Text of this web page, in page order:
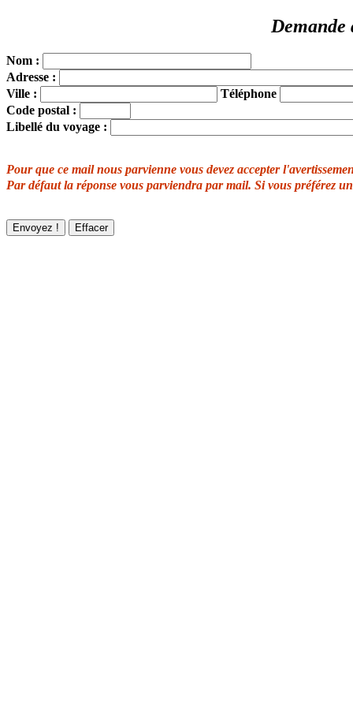
Nom :
Adresse :
Ville :
Téléphone
Code postal :
Libellé du voyage :
Pour que ce mail nous parvienne vous devez accepter
Par défaut la réponse vous parviendra par mail. Si vous préférez